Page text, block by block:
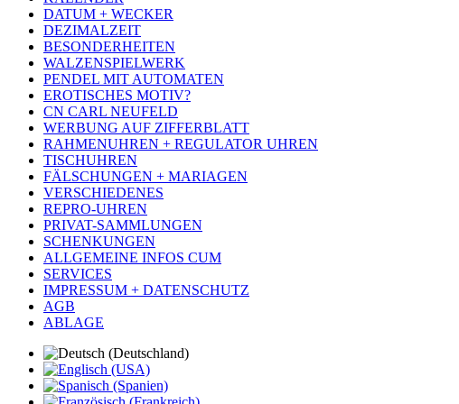
DATUM + WECKER
DEZIMALZEIT
BESONDERHEITEN
WALZENSPIELWERK
PENDEL MIT AUTOMATEN
EROTISCHES MOTIV?
CN CARL NEUFELD
WERBUNG AUF ZIFFERBLATT
RAHMENUHREN + REGULATOR UHREN
TISCHUHREN
FÄLSCHUNGEN + MARIAGEN
VERSCHIEDENES
REPRO-UHREN
PRIVAT-SAMMLUNGEN
SCHENKUNGEN
ALLGEMEINE INFOS CUM
SERVICES
IMPRESSUM + DATENSCHUTZ
AGB
ABLAGE